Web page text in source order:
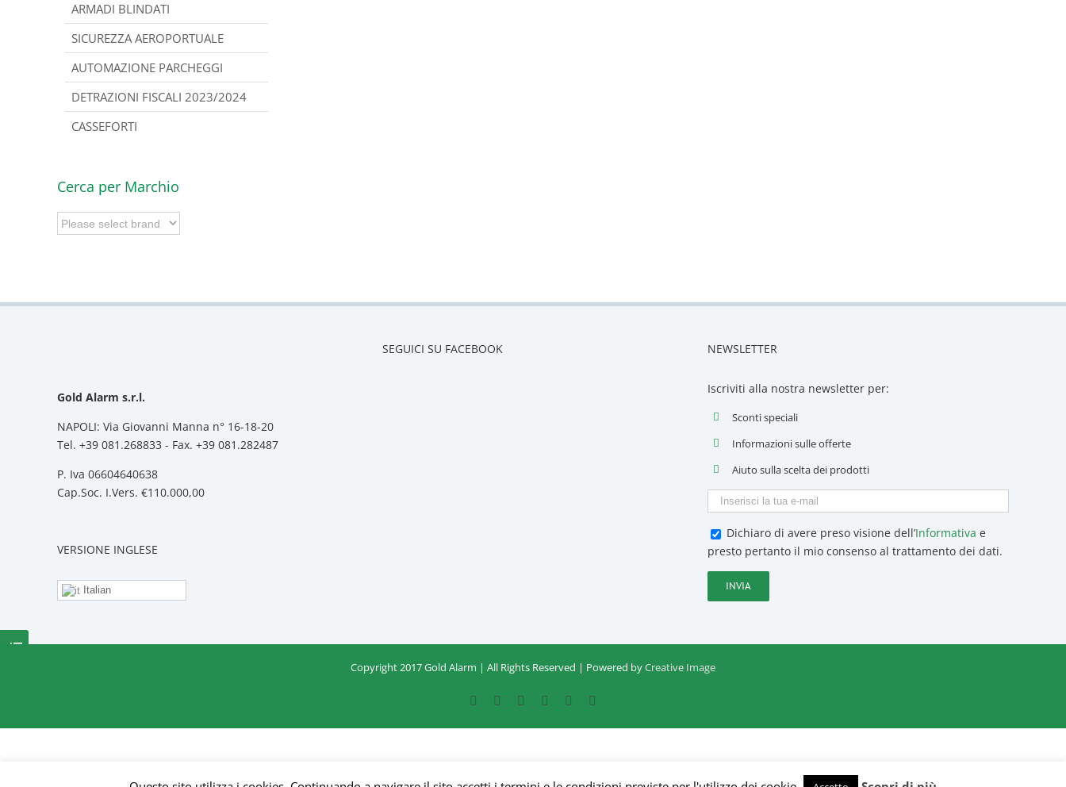
ARMADI BLINDATI
SICUREZZA AEROPORTUALE
AUTOMAZIONE PARCHEGGI
DETRAZIONI FISCALI 2023/2024
CASSEFORTI
Cerca per Marchio
Gold Alarm s.r.l.
NAPOLI: Via Giovanni Manna n° 16-18-20
Tel. +39 081.268833 - Fax. +39 081.282487
P. Iva 06604640638
Cap.Soc. I.Vers. €110.000,00
VERSIONE INGLESE
Italian
SEGUICI SU FACEBOOK NEWSLETTER
Iscriviti alla nostra newsletter per:
Sconti speciali
Informazioni sulle offerte
Aiuto sulla scelta dei prodotti
Dichiaro di avere preso visione dell’Informativa e
presto pertanto il mio consenso al trattamento dei dati.
Copyright 2017 Gold Alarm | All Rights Reserved | Powered byCreative Image
FacebookGoogle+Instagram
TwitterYouTube